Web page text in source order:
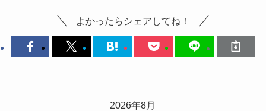
よかったらシェアしてね！
2026年8月